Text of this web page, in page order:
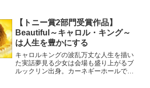
てきたようで、ファンにはうれしいニュ
ース！場所はタイ...
【トニー賞2部門受賞作品】
Beautiful～キャロル・キング～
は人生を豊かにする
キャロルキングの波乱万丈な人生を描い
た実話夢見る少女は会場も盛り上がるブ
ルックリン出身。カーネギーホールで演